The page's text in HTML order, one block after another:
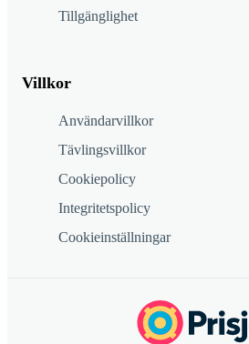
Tillgänglighet
Villkor
Användarvillkor
Tävlingsvillkor
Cookiepolicy
Integritetspolicy
Cookieinställningar